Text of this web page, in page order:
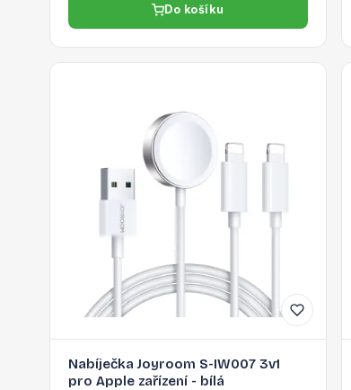
Do košíku
Nabíječka Joyroom S-IW007 3v1
pro Apple zařízení - bílá